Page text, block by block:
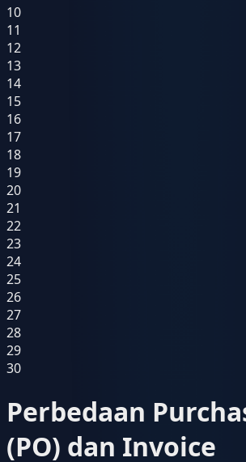
10
11
12
13
14
15
16
17
18
19
20
21
22
23
24
25
26
27
28
29
30
Perbedaan
(PO) dan Invoice